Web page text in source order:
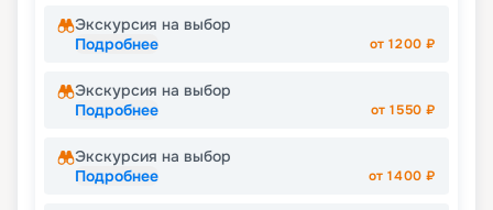
Экскурсия на выбор
Подробнее
от1200 ₽
Экскурсия на выбор
Подробнее
от1550 ₽
Экскурсия на выбор
Подробнее
от1400 ₽